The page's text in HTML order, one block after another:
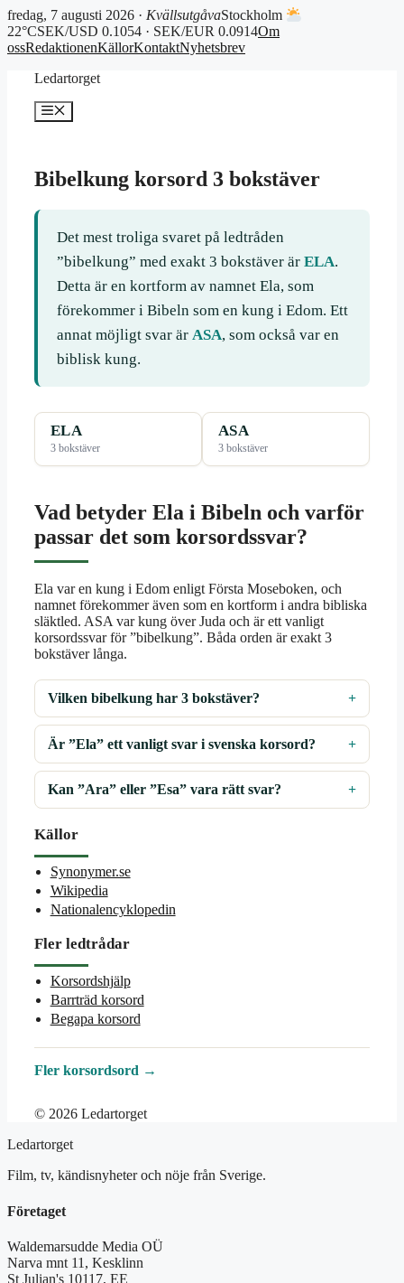
fredag, 7 augusti 2026 · KvällsutgåvaStockholm
22°CSEK/USD 0.1054 · SEK/EUR 0.0914Om
ossRedaktionenKällorKontaktNyhetsbrev
Ledartorget
Meny
Bibelkung korsord 3 bokstäver
Det mest troliga svaret på ledtråden
”bibelkung” med exakt 3 bokstäver är ELA.
Detta är en kortform av namnet Ela, som
förekommer i Bibeln som en kung i Edom. Ett
annat möjligt svar är ASA, som också var en
biblisk kung.
ELA
3 bokstäver
ASA
3 bokstäver
Vad betyder Ela i Bibeln och varför
passar det som korsordssvar?
Ela var en kung i Edom enligt Första Moseboken, och
namnet förekommer även som en kortform i andra bibliska
släktled. ASA var kung över Juda och är ett vanligt
korsordssvar för ”bibelkung”. Båda orden är exakt 3
bokstäver långa.
Vilken bibelkung har 3 bokstäver?
Är ”Ela” ett vanligt svar i svenska korsord?
Kan ”Ara” eller ”Esa” vara rätt svar?
Källor
Synonymer.se
Wikipedia
Nationalencyklopedin
Fler ledtrådar
Korsordshjälp
Barrträd korsord
Begapa korsord
Fler korsordsord →
© 2026 Ledartorget
Ledartorget
Film, tv, kändisnyheter och nöje från Sverige.
Företaget
Waldemarsudde Media OÜ
Narva mnt 11, Kesklinn
St Julian's 10117, EE